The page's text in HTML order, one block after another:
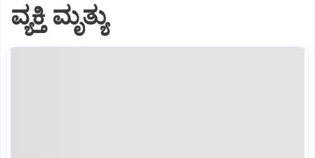
ವ್ಯಕ್ತಿ ಮೃತ್ಯು